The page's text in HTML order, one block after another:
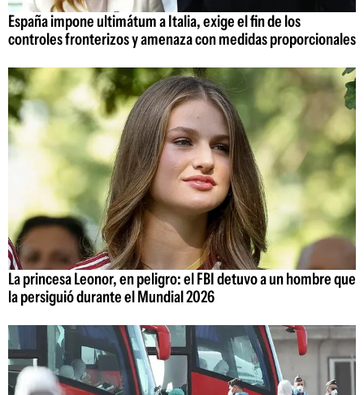
España impone ultimátum a Italia, exige el fin de los
controles fronterizos y amenaza con medidas proporcionales
La princesa Leonor, en peligro: el FBI detuvo a un hombre que
la persiguió durante el Mundial 2026